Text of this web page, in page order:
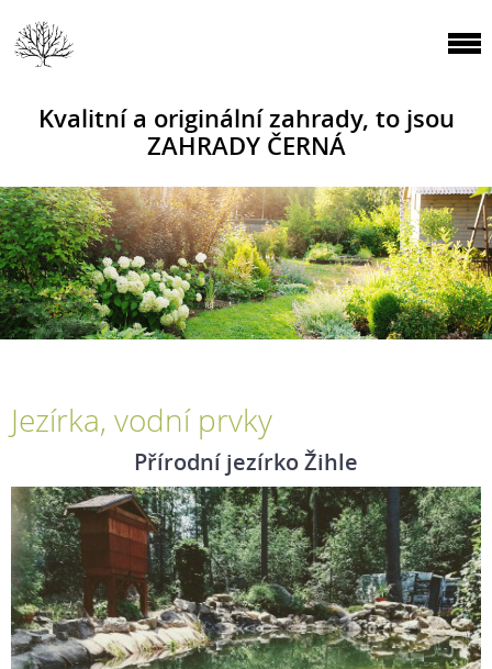
Kvalitní a originální zahrady, to jsou
ZAHRADY ČERNÁ
Jezírka, vodní prvky
Přírodní jezírko Žihle